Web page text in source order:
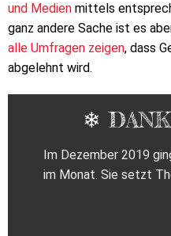
und Medien mittels
ganz andere Sache ist es
alle Umfragen zeigen, dass
abgelehnt wird.
❄
Im Dezember 2019
im Monat. Sie setzt